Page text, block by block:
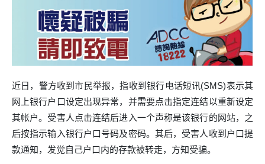
近日，警方收到市民举报，指收到银行电话短讯(SMS)表示其
网上银行户口设定出现异常，并需要点击指定连结以重新设定
其帐户。受害人点击连结后进入一个声称是该银行的网站，之
后按指示输入银行户口号码及密码。其后，受害人收到户口提
款通知，发觉自己户口内的存款被转走，方知受骗。